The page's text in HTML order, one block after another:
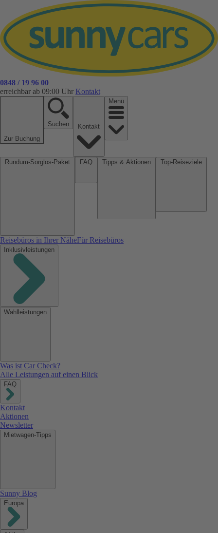
0848 / 19 96 00
erreichbar ab 09:00 Uhr Kontakt
Zur Buchung
Suchen
Menü
Reisebüros in Ihrer NäheFür Reisebüros
Inklusivleistungen
Wahlleistungen
Was ist Car Check?
Alle Leistungen auf einen Blick
FAQ
Kontakt
Aktionen
Newsletter
Mietwagen-Tipps
Sunny Blog
Europa